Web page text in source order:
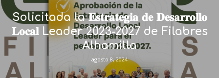
Solicitada la 𝐄𝐬𝐭𝐫𝐚𝐭𝐞𝐠𝐢𝐚 𝐝𝐞 𝐃𝐞𝐬𝐚𝐫𝐫𝐨𝐥𝐥𝐨
𝐋𝐨𝐜𝐚𝐥 Leader 2023-2027 de Filabres
Alhamilla
agosto 8, 2024